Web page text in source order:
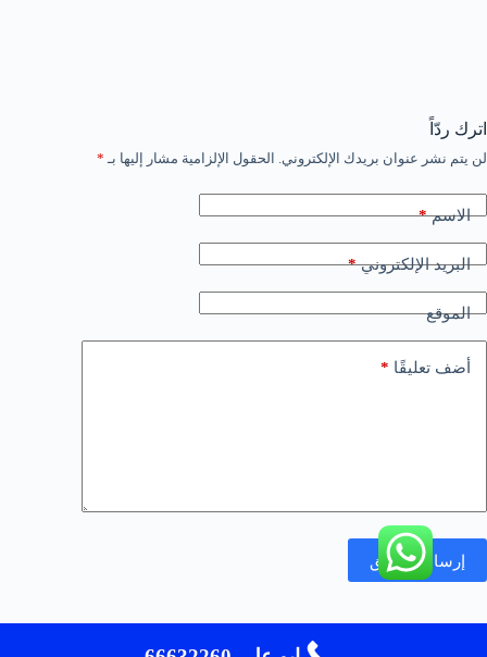
اترك ردّاً
لن يتم نشر عنوان بريدك الإلكتروني. الحقول الإلزامية مشار إليها بـ *
الاسم*
البريد الإلكتروني*
الموقع
أضف تعليقًا *
إرسال التعليق